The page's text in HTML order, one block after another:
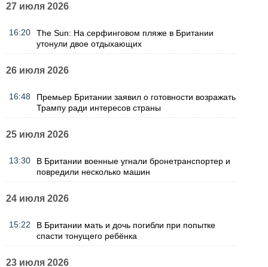
27 июля 2026
16:20
The Sun: На серфинговом пляже в Британии
утонули двое отдыхающих
26 июля 2026
16:48
Премьер Британии заявил о готовности возражать
Трампу ради интересов страны
25 июля 2026
13:30
В Британии военные угнали бронетранспортер и
повредили несколько машин
24 июля 2026
15:22
В Британии мать и дочь погибли при попытке
спасти тонущего ребёнка
23 июля 2026